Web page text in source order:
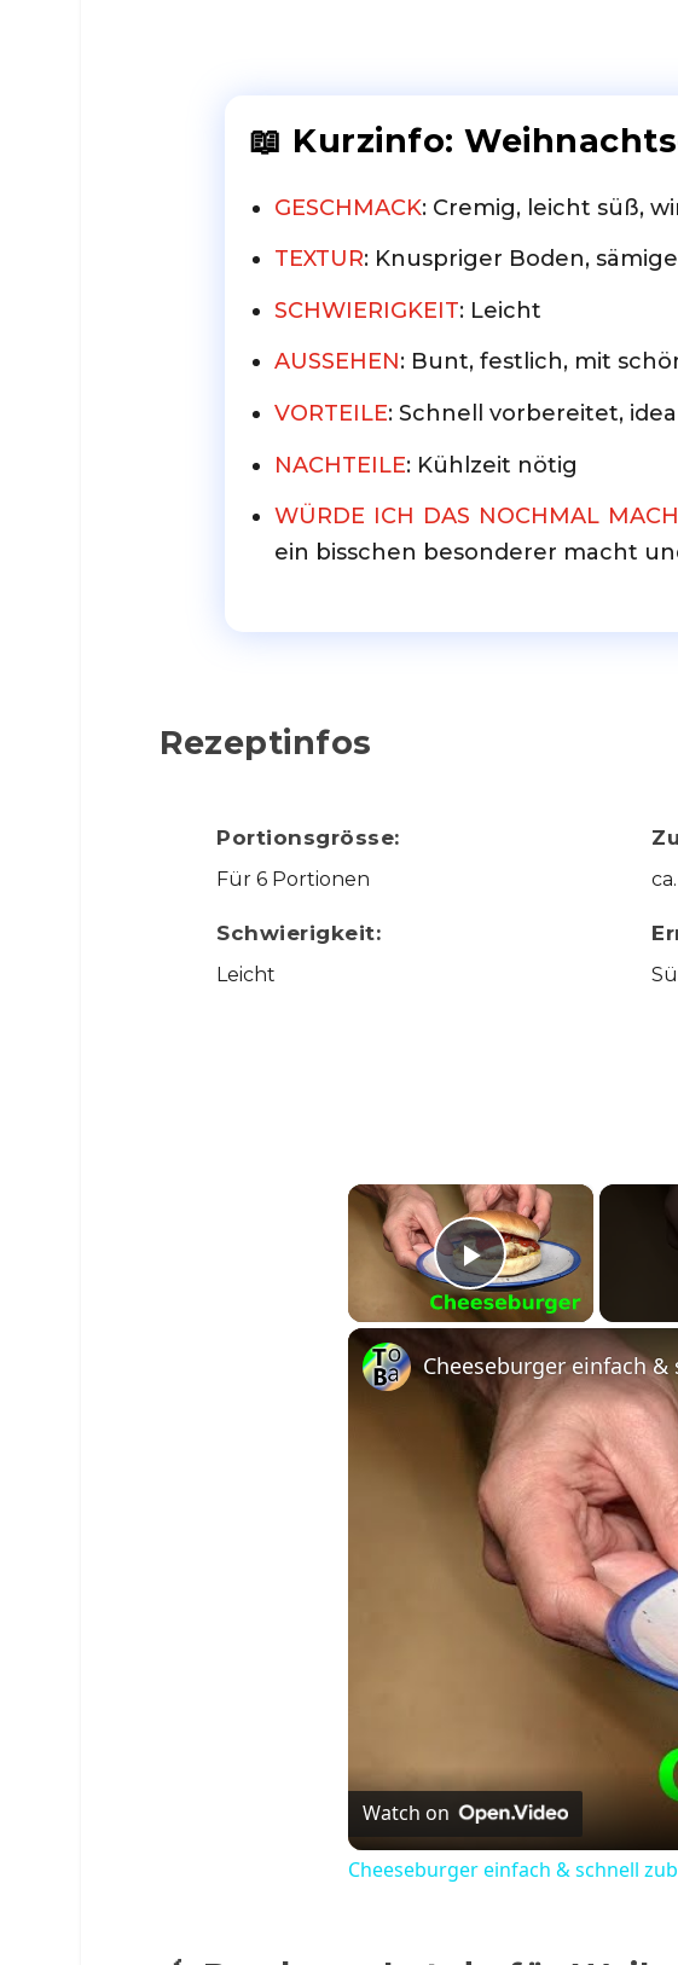
📖 Kurzinfo:
GESCHMACK: Cremig, leicht süß,
TEXTUR: Knuspriger Boden,
SCHWIERIGKEIT: Leicht
AUSSEHEN: Bunt, festlich, mit
VORTEILE: Schnell vorbereitet,
NACHTEILE: Kühlzeit nötig
WÜRDE ICH DAS NOCHMAL
ein bisschen besonderer macht
Rezeptinfos
Portionsgrösse:
Für 6 Portionen
Schwierigkeit:
Leicht
×
Play Video
Cheeseburger einfach
Watch on
Cheeseburger einfach & schnell